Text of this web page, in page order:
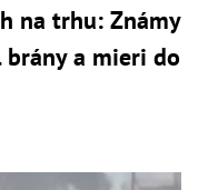
na trhu: Známy
a mieri do